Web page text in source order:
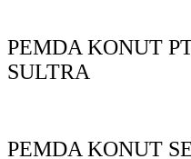
PEMDA KONUT
SULTRA
PEMDA KONUT